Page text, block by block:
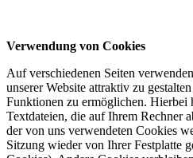
Verwendung von Cookies
Auf verschiedenen Seiten
unserer Website attraktiv zu
Funktionen zu ermöglichen. Hierbei
Textdateien, die auf Ihrem Rechner
der von uns verwendeten Cookies
Sitzung wieder von Ihrer Festplatte